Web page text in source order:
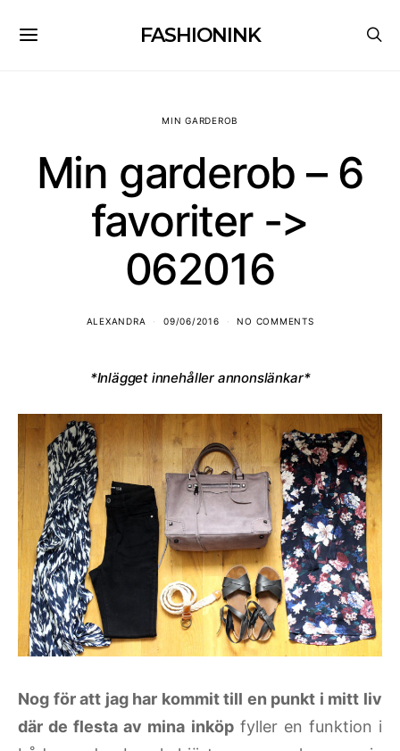
FASHIONINK
MIN GARDEROB
Min garderob – 6
favoriter ->
062016
ALEXANDRA 09/06/2016 NO COMMENTS
*Inlägget innehåller annonslänkar*
Nog för att jag har kommit till en punkt i mitt liv
där de flesta av mina inköpfyller en funktion i